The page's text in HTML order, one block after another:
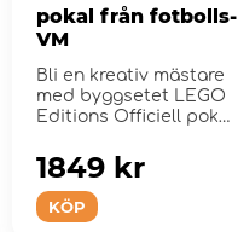
pokal från fotbolls-
VM
Bli en kreativ mästare
med byggsetet LEGO
Editions Officiell pokal
KÖP
1849 kr